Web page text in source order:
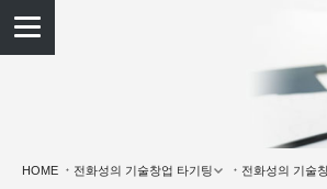
HOME